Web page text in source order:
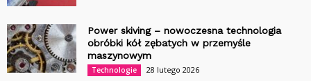
Power skiving – nowoczesna technologia
obróbki kół zębatych w przemyśle
maszynowym
Technologie 28 lutego 2026